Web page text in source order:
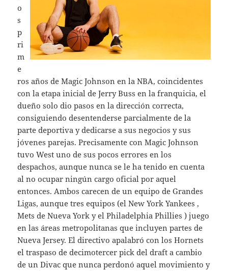
o
s
p
ri
m
e
ros años de Magic Johnson en la NBA, coincidentes
con la etapa inicial de Jerry Buss en la franquicia, el
dueño solo dio pasos en la dirección correcta,
consiguiendo desentenderse parcialmente de la
parte deportiva y dedicarse a sus negocios y sus
jóvenes parejas. Precisamente con Magic Johnson
tuvo West uno de sus pocos errores en los
despachos, aunque nunca se le ha tenido en cuenta
al no ocupar ningún cargo oficial por aquel
entonces. Ambos carecen de un equipo de Grandes
Ligas, aunque tres equipos (el New York Yankees ,
Mets de Nueva York y el Philadelphia Phillies ) juego
en las áreas metropolitanas que incluyen partes de
Nueva Jersey. El directivo apalabró con los Hornets
el traspaso de decimotercer pick del draft a cambio
de un Divac que nunca perdonó aquel movimiento y